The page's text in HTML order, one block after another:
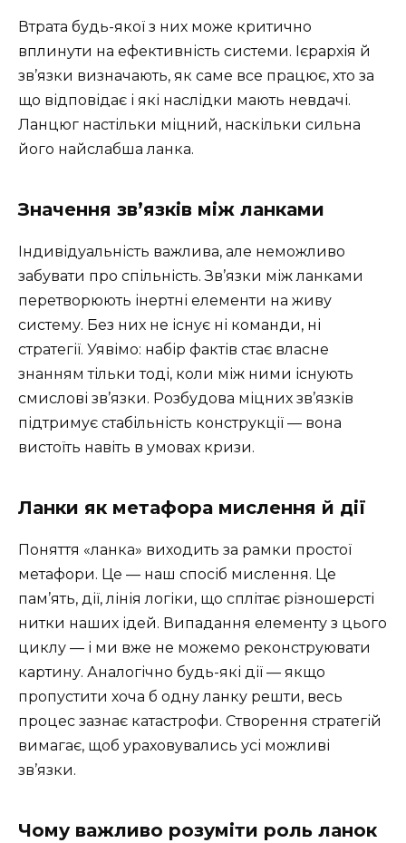
Втрата будь-якої з них може критично
вплинути на ефективність системи. Ієрархія й
зв’язки визначають, як саме все працює, хто за
що відповідає і які наслідки мають невдачі.
Ланцюг настільки міцний, наскільки сильна
його найслабша ланка.
Значення зв’язків між ланками
Індивідуальність важлива, але неможливо
забувати про спільність. Зв’язки між ланками
перетворюють інертні елементи на живу
систему. Без них не існує ні команди, ні
стратегії. Уявімо: набір фактів стає власне
знанням тільки тоді, коли між ними існують
смислові зв’язки. Розбудова міцних зв’язків
підтримує стабільність конструкції — вона
вистоїть навіть в умовах кризи.
Ланки як метафора мислення й дії
Поняття «ланка» виходить за рамки простої
метафори. Це — наш спосіб мислення. Це
пам’ять, дії, лінія логіки, що сплітає різношерсті
нитки наших ідей. Випадання елементу з цього
циклу — і ми вже не можемо реконструювати
картину. Аналогічно будь-які дії — якщо
пропустити хоча б одну ланку решти, весь
процес зазнає катастрофи. Створення стратегій
вимагає, щоб ураховувались усі можливі
зв’язки.
Чому важливо розуміти роль ланок